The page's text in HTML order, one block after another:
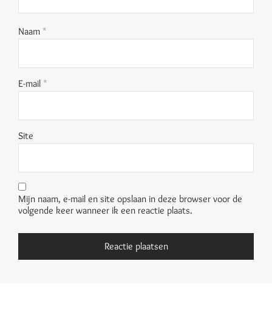
Naam *
E-mail *
Site
Mijn naam, e-mail en site opslaan in deze browser voor de
volgende keer wanneer ik een reactie plaats.